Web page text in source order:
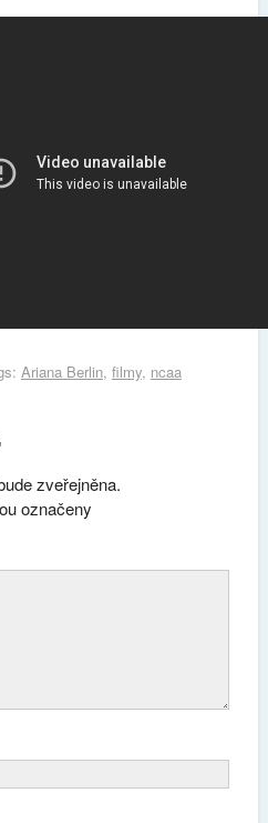
Ariana Berlin, filmy, ncaa
zveřejněna.
označeny